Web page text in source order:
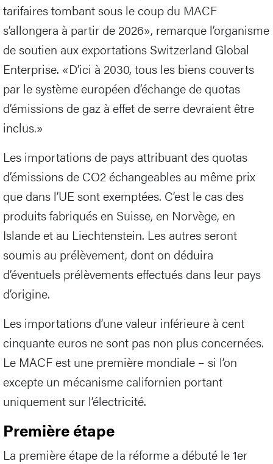
tarifaires tombant sous le coup du MACF
s’allongera à partir de 2026», remarque l’organisme
de soutien aux exportations Switzerland Global
Enterprise. «D’ici à 2030, tous les biens couverts
par le système européen d’échange de quotas
d’émissions de gaz à effet de serre devraient être
inclus.»
Les importations de pays attribuant des quotas
d’émissions de CO2 échangeables au même prix
que dans l’UE sont exemptées. C’est le cas des
produits fabriqués en Suisse, en Norvège, en
Islande et au Liechtenstein. Les autres seront
soumis au prélèvement, dont on déduira
d’éventuels prélèvements effectués dans leur pays
d’origine.
Les importations d’une valeur inférieure à cent
cinquante euros ne sont pas non plus concernées.
Le MACF est une première mondiale – si l’on
excepte un mécanisme californien portant
uniquement sur l’électricité.
Première étape
La première étape de la réforme a débuté le 1er